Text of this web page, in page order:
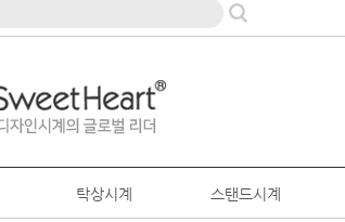
탁상시계 스탠드시계